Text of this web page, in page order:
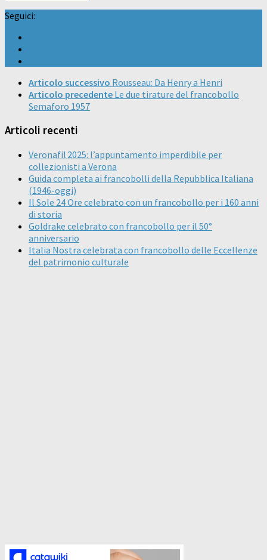
Seguici:
Articolo successivo Rousseau: Da Henry a Henri
Articolo precedente Le due tirature del francobollo
Semaforo 1957
Articoli recenti
Veronafil 2025: l’appuntamento imperdibile per
collezionisti a Verona
Guida completa ai francobolli della Repubblica Italiana
(1946-oggi)
Il Sole 24 Ore celebrato con un francobollo per i 160 anni
di storia
Goldrake celebrato con francobollo per il 50°
anniversario
Italia Nostra celebrata con francobollo delle Eccellenze
del patrimonio culturale